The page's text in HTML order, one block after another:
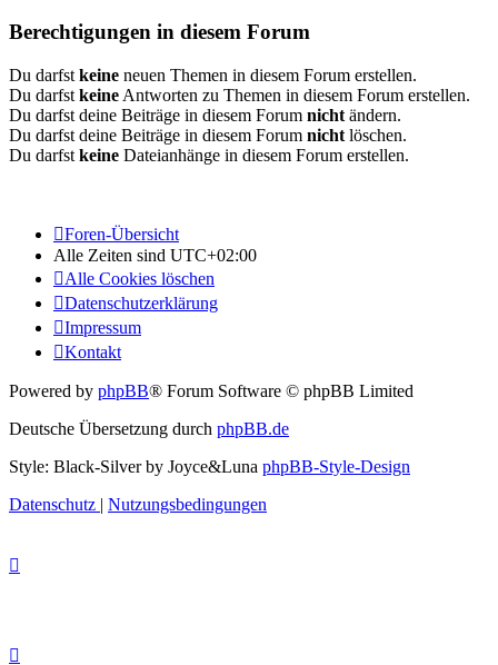
Berechtigungen in diesem Forum
Du darfst keine neuen Themen in diesem Forum erstellen.
Du darfst keine Antworten zu Themen in diesem Forum erstellen.
Du darfst deine Beiträge in diesem Forum nicht ändern.
Du darfst deine Beiträge in diesem Forum nicht löschen.
Du darfst keine Dateianhänge in diesem Forum erstellen.
Foren-Übersicht
Alle Zeiten sind UTC+02:00
Alle Cookies löschen
Datenschutzerklärung
Impressum
Kontakt
Powered by phpBB® Forum Software © phpBB Limited
Deutsche Übersetzung durch phpBB.de
Style: Black-Silver by Joyce&Luna phpBB-Style-Design
Datenschutz | Nutzungsbedingungen